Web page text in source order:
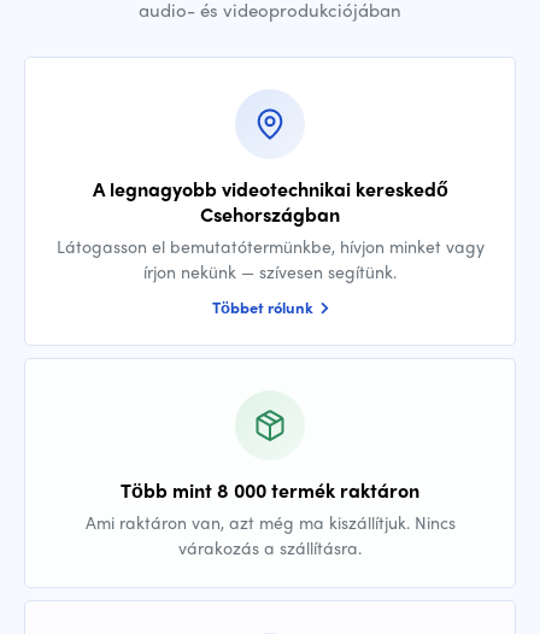
audio- és videoprodukciójában
A legnagyobb videotechnikai kereskedő
Csehországban
Látogasson el bemutatótermünkbe, hívjon minket vagy
írjon nekünk — szívesen segítünk.
Többet rólunk
Több mint 8 000 termék raktáron
Ami raktáron van, azt még ma kiszállítjuk. Nincs
várakozás a szállításra.